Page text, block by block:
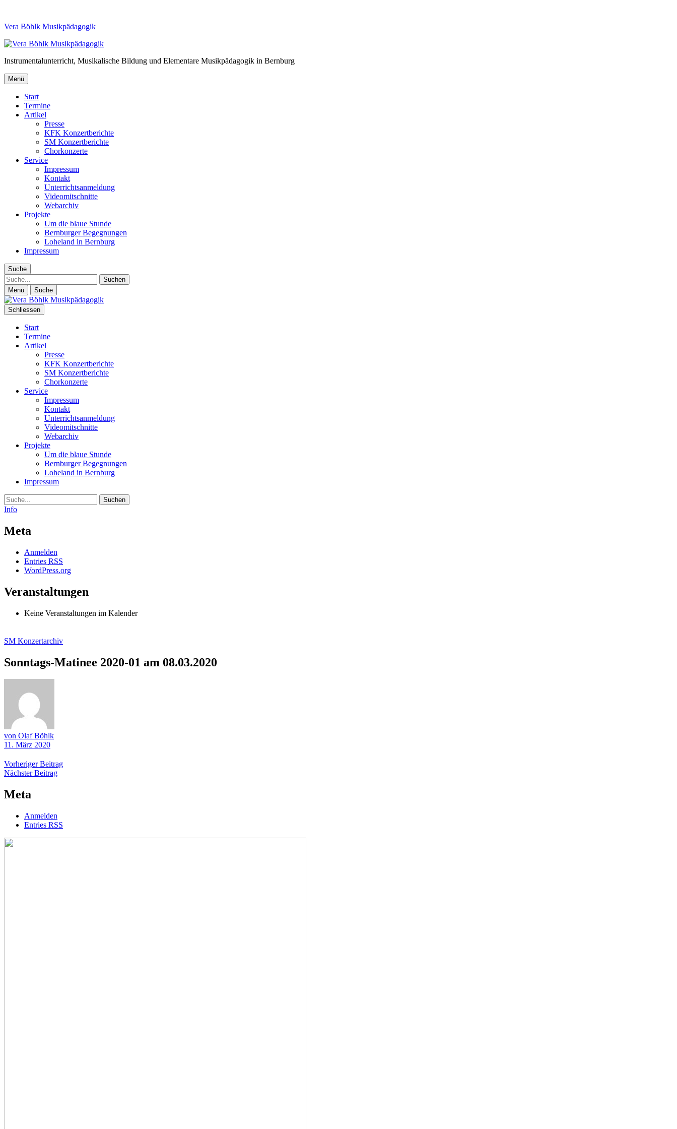
Vera Böhlk Musikpädagogik
Instrumentalunterricht, Musikalische Bildung und Elementare Musikpädagogik in Bernburg
Menü
Start
Termine
Artikel
Presse
KFK Konzertberichte
SM Konzertberichte
Chorkonzerte
Service
Impressum
Kontakt
Unterrichtsanmeldung
Videomitschnitte
Webarchiv
Projekte
Um die blaue Stunde
Bernburger Begegnungen
Loheland in Bernburg
Impressum
Suche
Suche
Menü Suche
Schliessen
Start
Termine
Artikel
Presse
KFK Konzertberichte
SM Konzertberichte
Chorkonzerte
Service
Impressum
Kontakt
Unterrichtsanmeldung
Videomitschnitte
Webarchiv
Projekte
Um die blaue Stunde
Bernburger Begegnungen
Loheland in Bernburg
Impressum
Suche
Info
Meta
Anmelden
Entries RSS
WordPress.org
Veranstaltungen
Keine Veranstaltungen im Kalender
SM Konzertarchiv
Sonntags-Matinee 2020-01 am 08.03.2020
von Olaf Böhlk
11. März 2020
Beitragsnavigation
Vorheriger BeitragVorheriger
Nächster BeitragNächster
Meta
Anmelden
Entries RSS